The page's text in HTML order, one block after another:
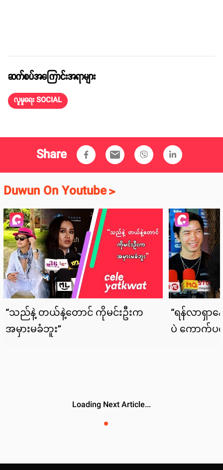
ဆက်စပ်အကြောင်းအရာများ
လူမှုရေး SOCIAL
Share email
Duwun On Youtube>